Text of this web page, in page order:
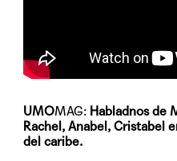
UMOMAG: Habladnos de
Rachel, Anabel, Cristabel
del caribe.